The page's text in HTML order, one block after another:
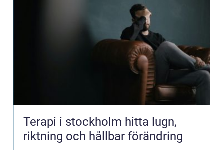
Terapi i stockholm hitta lugn,
riktning och hållbar förändring